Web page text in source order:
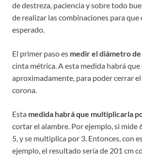
de destreza, paciencia y sobre todo
de realizar las combinaciones para que
esperado.
El primer paso es medir el diámetro de
cinta métrica. A esta medida habrá que
aproximadamente, para poder cerrar
corona.
Esta medida habrá que multiplicarla
cortar el alambre. Por ejemplo, si mide
5, y se multiplica por 3. Entonces, con
ejemplo, el resultado sería de 201 cm